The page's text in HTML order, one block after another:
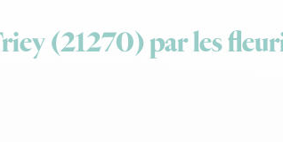
(21270) par les